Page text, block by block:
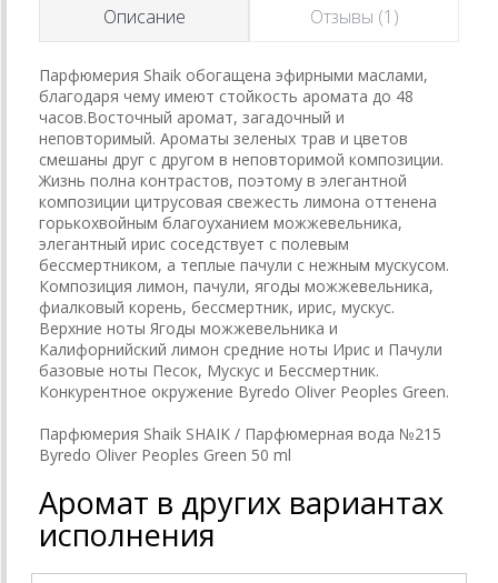
Описание Отзывы (1)
Парфюмерия Shaik обогащена эфирными маслами,
благодаря чему имеют стойкость аромата до 48
часов.Восточный аромат, загадочный и
неповторимый. Ароматы зеленых трав и цветов
смешаны друг с другом в неповторимой композиции.
Жизнь полна контрастов, поэтому в элегантной
композиции цитрусовая свежесть лимона оттенена
горькохвойным благоуханием можжевельника,
элегантный ирис соседствует с полевым
бессмертником, а теплые пачули с нежным мускусом.
Композиция лимон, пачули, ягоды можжевельника,
фиалковый корень, бессмертник, ирис, мускус.
Верхние ноты Ягоды можжевельника и
Калифорнийский лимон средние ноты Ирис и Пачули
базовые ноты Песок, Мускус и Бессмертник.
Конкурентное окружение Byredo Oliver Peoples Green.
Парфюмерия Shaik SHAIK / Парфюмерная вода №215
Byredo Oliver Peoples Green 50 ml
Аромат в других вариантах
исполнения